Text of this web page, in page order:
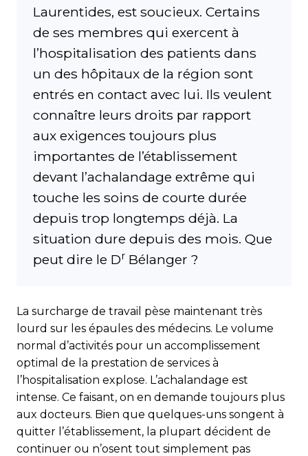
Laurentides, est soucieux. Certains
de ses membres qui exercent à
l’hospitalisation des patients dans
un des hôpitaux de la région sont
entrés en contact avec lui. Ils veulent
connaître leurs droits par rapport
aux exigences toujours plus
importantes de l’établissement
devant l’achalandage extrême qui
touche les soins de courte durée
depuis trop longtemps déjà. La
situation dure depuis des mois. Que
peut dire le Dr Bélanger ?
La surcharge de travail pèse maintenant très
lourd sur les épaules des médecins. Le volume
normal d’activités pour un accomplissement
optimal de la prestation de services à
l’hospitalisation explose. L’achalandage est
intense. Ce faisant, on en demande toujours plus
aux docteurs. Bien que quelques-uns songent à
quitter l’établissement, la plupart décident de
continuer ou n’osent tout simplement pas